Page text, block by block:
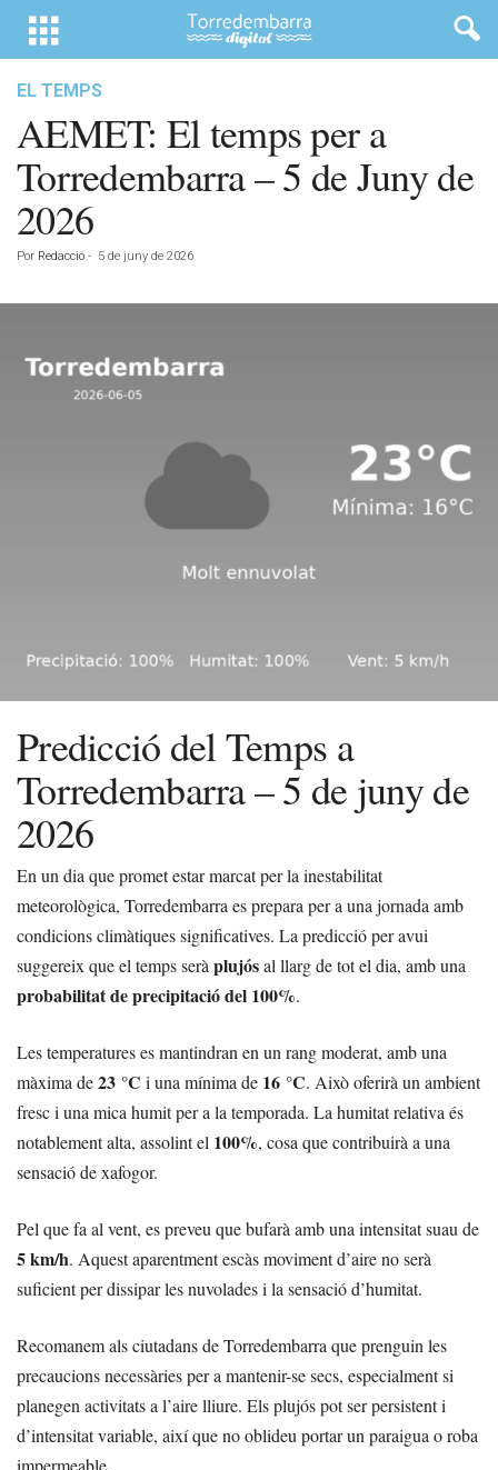
EL TEMPS
AEMET: El temps per a
Torredembarra – 5 de Juny de
2026
Por Redacció - 5 de juny de 2026
Predicció del Temps a
Torredembarra – 5 de juny de
2026
En un dia que promet estar marcat per la inestabilitat
meteorològica, Torredembarra es prepara per a una jornada amb
condicions climàtiques significatives. La predicció per avui
suggereix que el temps seràplujósal llarg de tot el dia, amb una
probabilitat de precipitació del 100%.
Les temperatures es mantindran en un rang moderat, amb una
màxima de23 °C i una mínima de 16 °C. Això oferirà un ambient
fresc i una mica humit per a la temporada. La humitat relativa és
notablement alta, assolint el 100%, cosa que contribuirà a una
sensació de xafogor.
Pel que fa al vent, es preveu que bufarà amb una intensitat suau de
5 km/h. Aquest aparentment escàs moviment d’aire no serà
suficient per dissipar les nuvolades i la sensació d’humitat.
Recomanem als ciutadans de Torredembarra que prenguin les
precaucions necessàries per a mantenir-se secs, especialment si
planegen activitats a l’aire lliure. Els plujós pot ser persistent i
d’intensitat variable, així que no oblideu portar un paraigua o roba